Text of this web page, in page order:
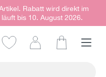
Rabatt wird direkt im
bis 10. August 2026.